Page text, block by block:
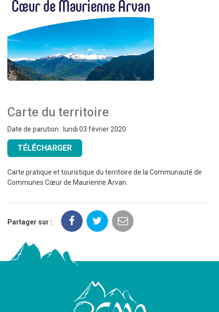
Carte du territoire
Date de parution : lundi 03 février 2020
TÉLÉCHARGER
Carte pratique et touristique du territoire de la Communauté de
Communes Cœur de Maurienne Arvan.
Partager sur :